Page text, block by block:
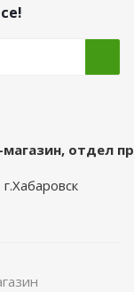
магазин, отдел
г.Хабаровск